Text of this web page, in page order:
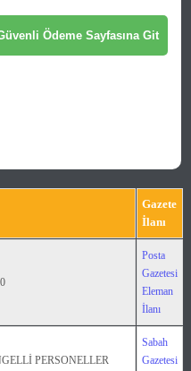
Gazete
İlanı
Posta
Gazetesi
Eleman
İlanı
PERSONELLER
Sabah
Gazetesi